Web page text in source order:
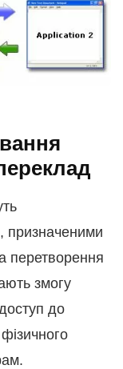
призначеними
перетворення
змогу
до